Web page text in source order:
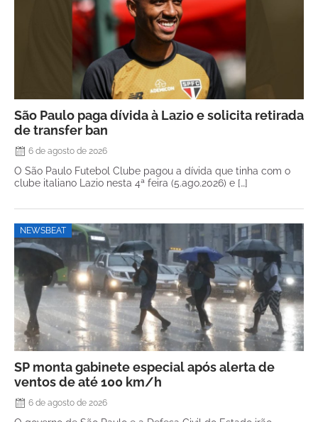
São Paulo paga dívida à Lazio e solicita retirada
de transfer ban
6 de agosto de 2026
O São Paulo Futebol Clube pagou a dívida que tinha com o
clube italiano Lazio nesta 4ª feira (5.ago.2026) e […]
NEWSBEAT
SP monta gabinete especial após alerta de
ventos de até 100 km/h
6 de agosto de 2026